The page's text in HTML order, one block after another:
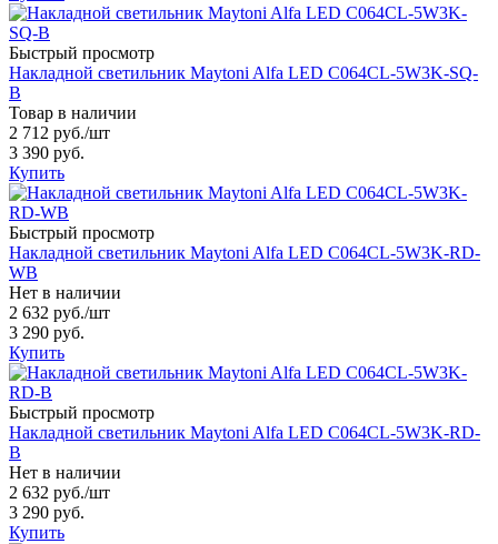
Быстрый просмотр
Накладной светильник Maytoni Alfa LED C064CL-5W3K-SQ-
B
Товар в наличии
2 712 руб./шт
3 390 руб.
Купить
Быстрый просмотр
Накладной светильник Maytoni Alfa LED C064CL-5W3K-RD-
WB
Нет в наличии
2 632 руб./шт
3 290 руб.
Купить
Быстрый просмотр
Накладной светильник Maytoni Alfa LED C064CL-5W3K-RD-
B
Нет в наличии
2 632 руб./шт
3 290 руб.
Купить